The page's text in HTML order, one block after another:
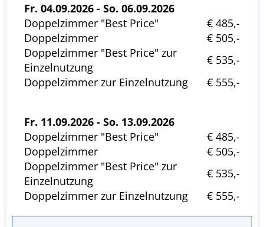
Fr. 04.09.2026 - So. 06.09.2026
Doppelzimmer "Best Price"
€ 485,-
Doppelzimmer
€ 505,-
Doppelzimmer "Best Price" zur
Einzelnutzung
€ 535,-
Doppelzimmer zur Einzelnutzung
€ 555,-
Fr. 11.09.2026 - So. 13.09.2026
Doppelzimmer "Best Price"
€ 485,-
Doppelzimmer
€ 505,-
Doppelzimmer "Best Price" zur
Einzelnutzung
€ 535,-
Doppelzimmer zur Einzelnutzung
€ 555,-